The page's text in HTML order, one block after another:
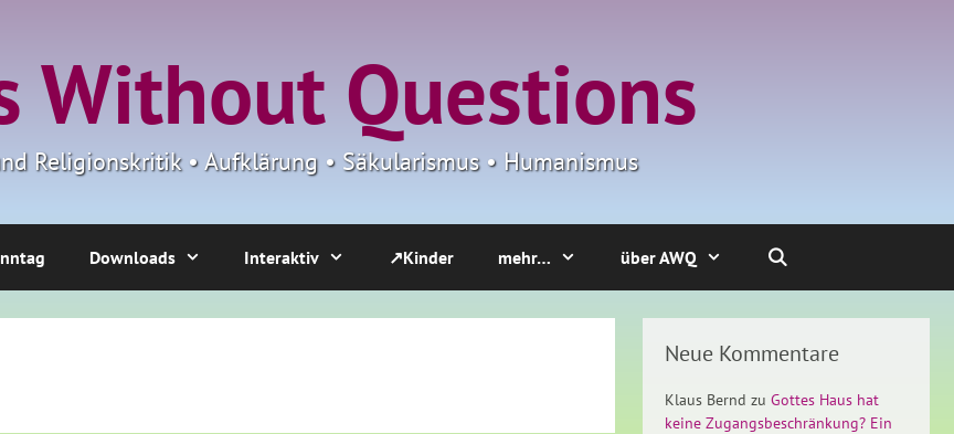
Without Questions
Religionskritik • Aufklärung • Säkularismus • Humanismus
Downloads Interaktiv ↗Kinder mehr… über AWQ
Neue Kommentare
Klaus Bernd zu Gottes Haus hat
keine Zugangsbeschränkung? Ein